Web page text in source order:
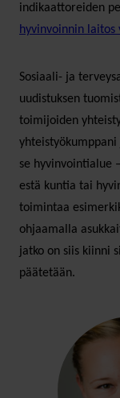
indikaattoreiden
hyvinvoinnin laitos
Sosiaali- ja
uudistuksen
toimijoiden
yhteistyökumppani
se hyvinvointialue
estä kuntia tai
toimintaa
ohjaamalla
jatko on siis kiinni
päätetään.